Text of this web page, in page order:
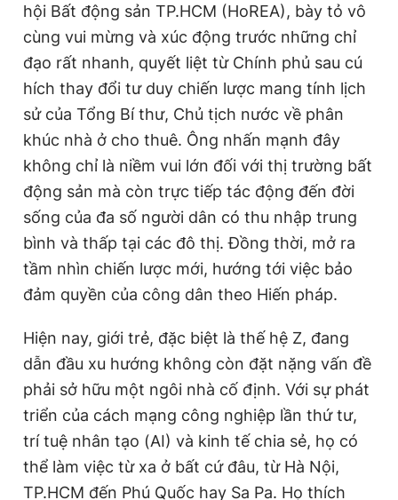
hội Bất động sản TP.HCM (HoREA), bày tỏ vô
cùng vui mừng và xúc động trước những chỉ
đạo rất nhanh, quyết liệt từ Chính phủ sau cú
hích thay đổi tư duy chiến lược mang tính lịch
sử của Tổng Bí thư, Chủ tịch nước về phân
khúc nhà ở cho thuê. Ông nhấn mạnh đây
không chỉ là niềm vui lớn đối với thị trường bất
động sản mà còn trực tiếp tác động đến đời
sống của đa số người dân có thu nhập trung
bình và thấp tại các đô thị. Đồng thời, mở ra
tầm nhìn chiến lược mới, hướng tới việc bảo
đảm quyền của công dân theo Hiến pháp.
Hiện nay, giới trẻ, đặc biệt là thế hệ Z, đang
dẫn đầu xu hướng không còn đặt nặng vấn đề
phải sở hữu một ngôi nhà cố định. Với sự phát
triển của cách mạng công nghiệp lần thứ tư,
trí tuệ nhân tạo (AI) và kinh tế chia sẻ, họ có
thể làm việc từ xa ở bất cứ đâu, từ Hà Nội,
TP.HCM đến Phú Quốc hay Sa Pa. Họ thích